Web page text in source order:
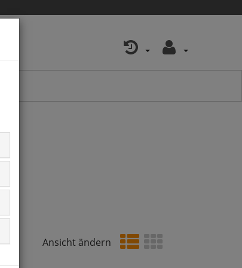
Ansicht ändern